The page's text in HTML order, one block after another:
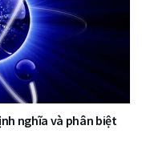
nghĩa và phân biệt